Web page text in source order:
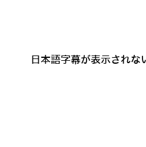
日本語字幕が表示されな